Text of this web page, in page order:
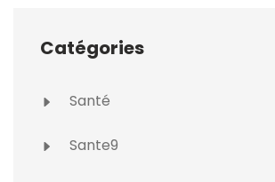
Catégories
Santé
Sante9